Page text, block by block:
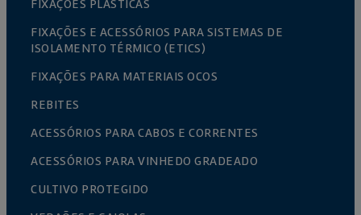
FIXAÇÕES PLÁSTICAS
FIXAÇÕES E ACESSÓRIOS PARA SISTEMAS DE
ISOLAMENTO TÉRMICO (ETICS)
FIXAÇÕES PARA MATERIAIS OCOS
REBITES
ACESSÓRIOS PARA CABOS E CORRENTES
ACESSÓRIOS PARA VINHEDO GRADEADO
CULTIVO PROTEGIDO